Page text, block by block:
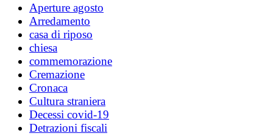
Aperture agosto
Arredamento
casa di riposo
chiesa
commemorazione
Cremazione
Cronaca
Cultura straniera
Decessi covid-19
Detrazioni fiscali